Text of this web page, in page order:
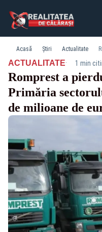
Acasă Știri Actualitate
ACTUALITATE· 1 min
Romprest a
Primăria
de milioane de